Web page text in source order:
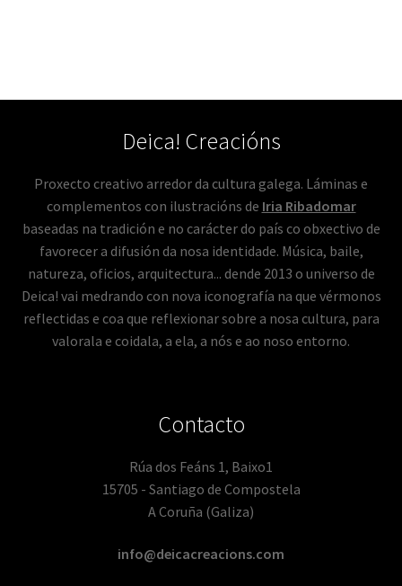
Deica! Creacións
Proxecto creativo arredor da cultura galega. Láminas e
complementos con ilustracións de Iria Ribadomar
baseadas na tradición e no carácter do país co obxectivo de
favorecer a difusión da nosa identidade. Música, baile,
natureza, oficios, arquitectura... dende 2013 o universo de
Deica! vai medrando con nova iconografía na que vérmonos
reflectidas e coa que reflexionar sobre a nosa cultura, para
valorala e coidala, a ela, a nós e ao noso entorno.
Contacto
Rúa dos Feáns 1, Baixo1
15705 - Santiago de Compostela
A Coruña (Galiza)
info@deicacreacions.com